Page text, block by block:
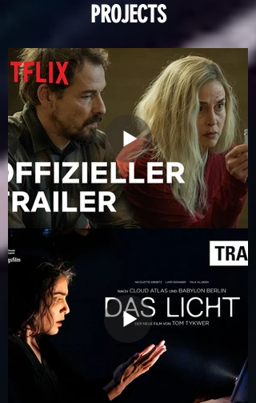
PROJECTS